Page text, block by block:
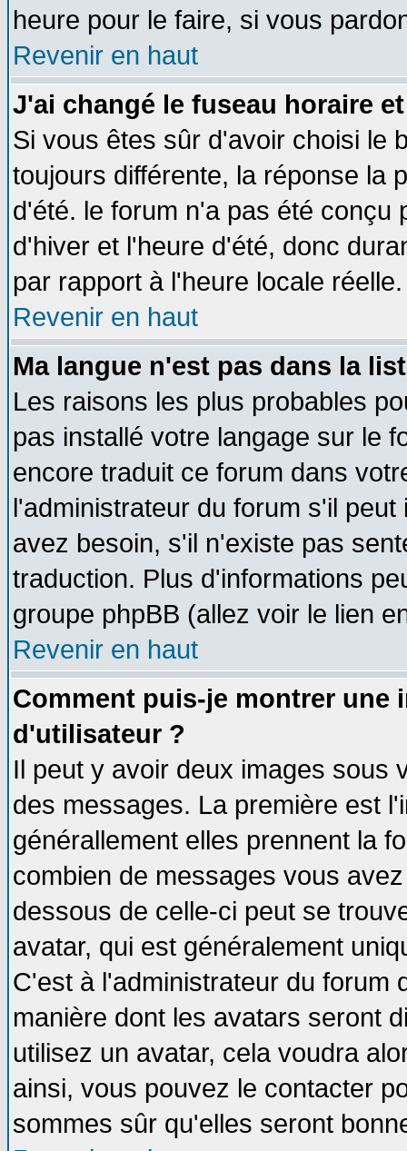
heure pour le faire, si vous
Revenir en haut
J'ai changé le fuseau horaire
Si vous êtes sûr d'avoir choisi le
toujours différente, la réponse la
d'été. le forum n'a pas été conçu
d'hiver et l'heure d'été, donc
par rapport à l'heure locale réelle.
Revenir en haut
Ma langue n'est pas dans la
Les raisons les plus probables
pas installé votre langage sur le
encore traduit ce forum dans
l'administrateur du forum s'il
avez besoin, s'il n'existe pas
traduction. Plus d'informations
groupe phpBB (allez voir le lien
Revenir en haut
Comment puis-je montrer une
d'utilisateur ?
Il peut y avoir deux images sous
des messages. La première est
générallement elles prennent la
combien de messages vous
dessous de celle-ci peut se
avatar, qui est généralement
C'est à l'administrateur du forum
manière dont les avatars seront
utilisez un avatar, cela voudra
ainsi, vous pouvez le contacter
sommes sûr qu'elles seront